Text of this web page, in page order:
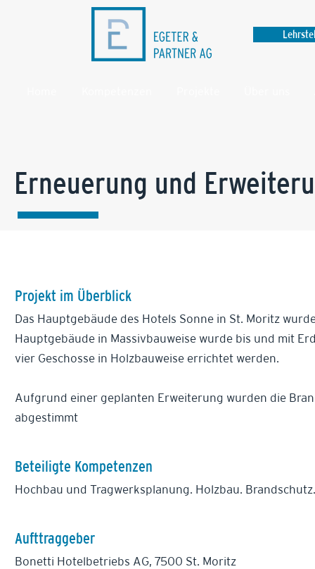
Erneuerung und
Projekt im Überblick
Das Hauptgebäude des Hotels Sonne in St. Moritz
Hauptgebäude in Massivbauweise wurde bis und mit
vier Geschosse in Holzbauweise errichtet werden.
Aufgrund einer geplanten Erweiterung wurden die
abgestimmt
Beteiligte Kompetenzen
Hochbau und Tragwerksplanung. Holzbau. Brandschutz.
Aufttraggeber
Bonetti Hotelbetriebs AG, 7500 St. Moritz